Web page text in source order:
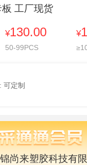
工厂现货
¥130.00
50-99PCS
¥
可定制
尚来塑胶科技有